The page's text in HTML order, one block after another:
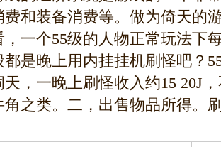
和装备消费等。做为倚天的
一个55级的人物正常玩法下
是晚上用内挂挂机刷怪吧？
，一晚上刷怪收入约15 20J
之类。二，出售物品所得。